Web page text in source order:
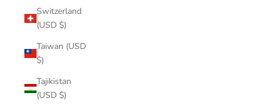
Switzerland
(USD $)
Taiwan (USD
$)
Tajikistan
(USD $)